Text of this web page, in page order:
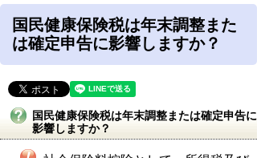
国民健康保険税は年末調整また
は確定申告に影響しますか？
国民健康保険税は年末調整または確定申告に
影響しますか？